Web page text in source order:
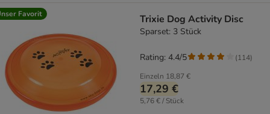
Favorit Trixie Dog Activity Disc
Sparset: 3 Stück
Einzeln 18,87 €
17,29 €
5,76 € / Stück
Rating: 4.4/5 (114)